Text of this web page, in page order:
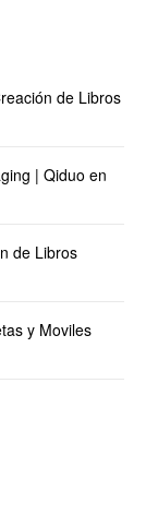
de Libros
| Qiduo en
de Libros
y Moviles